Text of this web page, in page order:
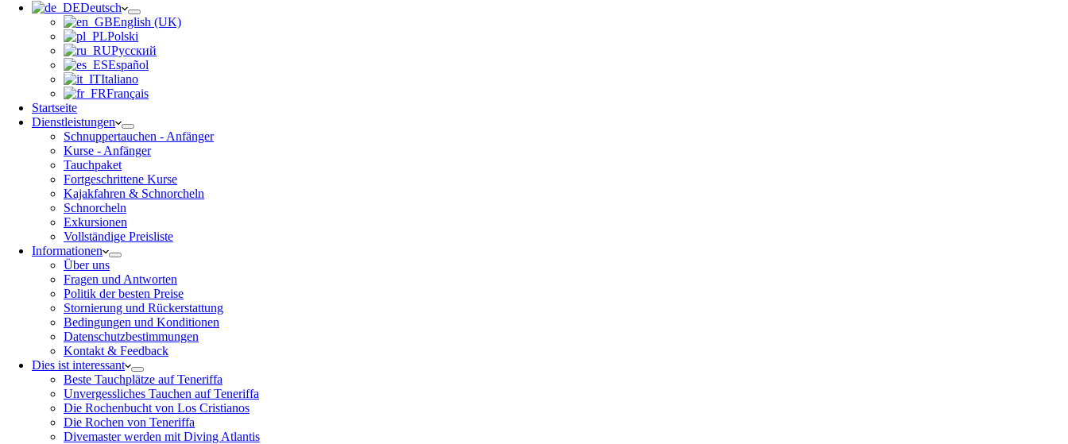
Deutsch
English (UK)
Polski
Русский
Español
Italiano
Français
Startseite
Dienstleistungen
Schnuppertauchen - Anfänger
Kurse - Anfänger
Tauchpaket
Fortgeschrittene Kurse
Kajakfahren & Schnorcheln
Schnorcheln
Exkursionen
Vollständige Preisliste
Informationen
Über uns
Fragen und Antworten
Politik der besten Preise
Stornierung und Rückerstattung
Bedingungen und Konditionen
Datenschutzbestimmungen
Kontakt & Feedback
Dies ist interessant
Beste Tauchplätze auf Teneriffa
Unvergessliches Tauchen auf Teneriffa
Die Rochenbucht von Los Cristianos
Die Rochen von Teneriffa
Divemaster werden mit Diving Atlantis